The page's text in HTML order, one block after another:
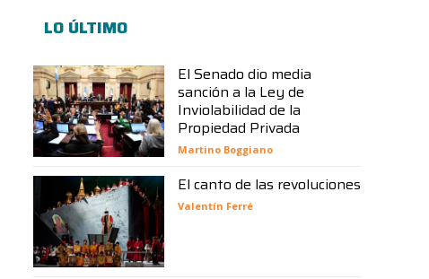
LO ÚLTIMO
El Senado dio media
sanción a la Ley de
Inviolabilidad de la
Propiedad Privada
Martino Boggiano
El canto de las revoluciones
Valentín Ferré